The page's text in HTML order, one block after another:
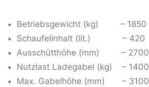
Betriebsgewicht (kg) – 1850
Schaufelinhalt (lit.) – 420
Ausschütthöhe (mm) – 2700
Nutzlast Ladegabel (kg) – 1400
Max. Gabelhöhe (mm) – 3100